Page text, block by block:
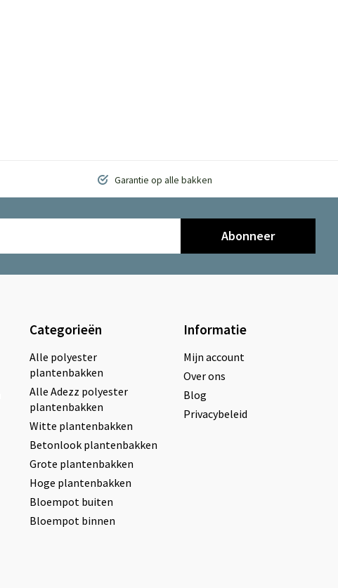
Garantie op alle bakken
Abonneer
Categorieën
Alle polyester
plantenbakken
Alle Adezz polyester
plantenbakken
Witte plantenbakken
Betonlook plantenbakken
Grote plantenbakken
Hoge plantenbakken
Bloempot buiten
Bloempot binnen
Informatie
Mijn account
Over ons
Blog
Privacybeleid